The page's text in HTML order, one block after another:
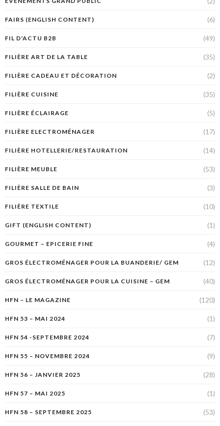
FAIRS (ENGLISH CONTENT) (6)
FIL D'ACTU B2B (49)
FILIÈRE ART DE LA TABLE (35)
FILIÈRE CADEAU ET DÉCORATION (2)
FILIÈRE CUISINE (35)
FILIÈRE ÉCLAIRAGE (5)
FILIÈRE ELECTROMÉNAGER (17)
FILIÈRE HOTELLERIE/RESTAURATION (14)
FILIÈRE MEUBLE (53)
FILIÈRE SALLE DE BAIN (3)
FILIÈRE TEXTILE (10)
GIFT (ENGLISH CONTENT) (1)
GOURMET – EPICERIE FINE (4)
GROS ÉLECTROMÉNAGER POUR LA BUANDERIE/ GEM (12)
GROS ÉLECTROMÉNAGER POUR LA CUISINE – GEM (40)
HFN – LE MAGAZINE (120)
HFN 53 – MAI 2024 (1)
HFN 54 -SEPTEMBRE 2024 (7)
HFN 55 – NOVEMBRE 2024 (9)
HFN 56 – JANVIER 2025 (28)
HFN 57 – MAI 2025 (1)
HFN 58 – SEPTEMBRE 2025 (53)